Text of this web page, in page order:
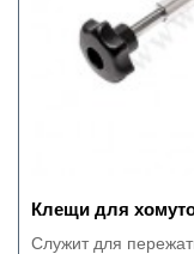
Клещи для
Служит для